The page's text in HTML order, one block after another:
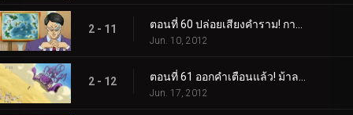
2 - 11
Jun. 10, 2012
2 - 12
Jun. 17, 2012